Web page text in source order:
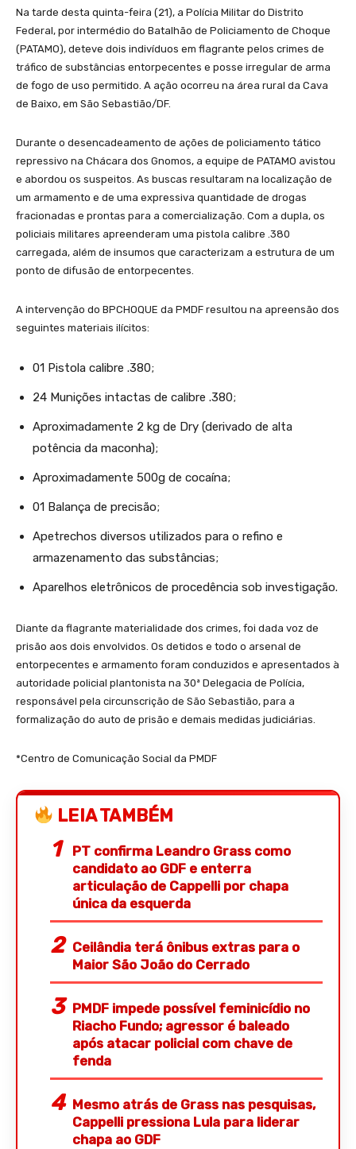
Na tarde desta quinta-feira (21), a Polícia Militar do Distrito
Federal, por intermédio do Batalhão de Policiamento de Choque
(PATAMO), deteve dois indivíduos em flagrante pelos crimes de
tráfico de substâncias entorpecentes e posse irregular de arma
de fogo de uso permitido. A ação ocorreu na área rural da Cava
de Baixo, em São Sebastião/DF.
Durante o desencadeamento de ações de policiamento tático
repressivo na Chácara dos Gnomos, a equipe de PATAMO avistou
e abordou os suspeitos. As buscas resultaram na localização de
um armamento e de uma expressiva quantidade de drogas
fracionadas e prontas para a comercialização. Com a dupla, os
policiais militares apreenderam uma pistola calibre .380
carregada, além de insumos que caracterizam a estrutura de um
ponto de difusão de entorpecentes.
A intervenção do BPCHOQUE da PMDF resultou na apreensão dos
seguintes materiais ilícitos:
01 Pistola calibre .380;
24 Munições intactas de calibre .380;
Aproximadamente 2 kg de Dry (derivado de alta
potência da maconha);
Aproximadamente 500g de cocaína;
01 Balança de precisão;
Apetrechos diversos utilizados para o refino e
armazenamento das substâncias;
Aparelhos eletrônicos de procedência sob investigação.
Diante da flagrante materialidade dos crimes, foi dada voz de
prisão aos dois envolvidos. Os detidos e todo o arsenal de
entorpecentes e armamento foram conduzidos e apresentados à
autoridade policial plantonista na 30ª Delegacia de Polícia,
responsável pela circunscrição de São Sebastião, para a
formalização do auto de prisão e demais medidas judiciárias.
*Centro de Comunicação Social da PMDF
LEIA TAMBÉM
PT confirma Leandro Grass como
candidato ao GDF e enterra
articulação de Cappelli por chapa
única da esquerda
Ceilândia terá ônibus extras para o
Maior São João do Cerrado
PMDF impede possível feminicídio no
Riacho Fundo; agressor é baleado
após atacar policial com chave de
fenda
Mesmo atrás de Grass nas pesquisas,
Cappelli pressiona Lula para liderar
chapa ao GDF